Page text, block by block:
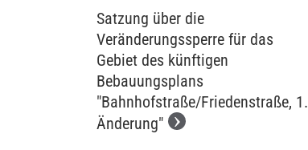
Satzung über die
Veränderungssperre für das
Gebiet des künftigen
Bebauungsplans
"Bahnhofstraße/Friedenstraße, 1.
Änderung"